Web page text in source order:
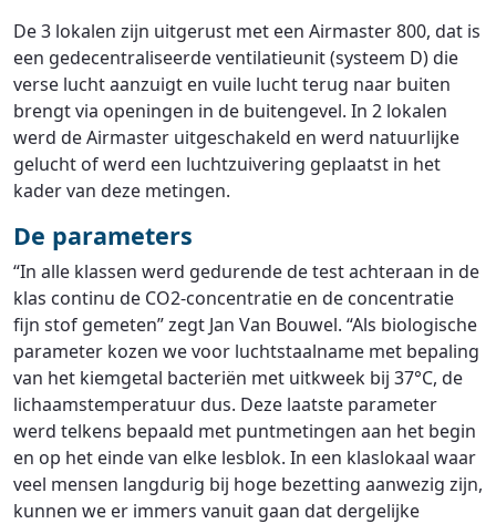
De 3 lokalen zijn uitgerust met een Airmaster 800, dat is
een gedecentraliseerde ventilatieunit (systeem D) die
verse lucht aanzuigt en vuile lucht terug naar buiten
brengt via openingen in de buitengevel. In 2 lokalen
werd de Airmaster uitgeschakeld en werd natuurlijke
gelucht of werd een luchtzuivering geplaatst in het
kader van deze metingen.
De parameters
“In alle klassen werd gedurende de test achteraan in de
klas continu de CO2-concentratie en de concentratie
fijn stof gemeten” zegt Jan Van Bouwel. “Als biologische
parameter kozen we voor luchtstaalname met bepaling
van het kiemgetal bacteriën met uitkweek bij 37°C, de
lichaamstemperatuur dus. Deze laatste parameter
werd telkens bepaald met puntmetingen aan het begin
en op het einde van elke lesblok. In een klaslokaal waar
veel mensen langdurig bij hoge bezetting aanwezig zijn,
kunnen we er immers vanuit gaan dat dergelijke